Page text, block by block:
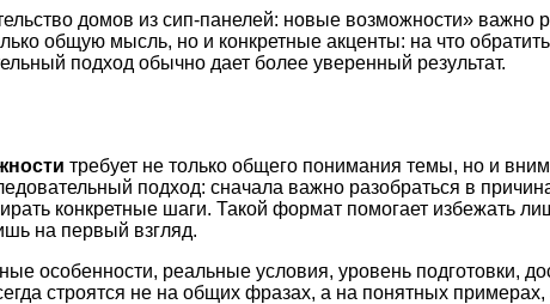
домов из сип-панелей: новые возможности» важно
общую мысль, но и конкретные акценты: на что
подход обычно дает более уверенный результат.
требует не только общего понимания темы, но и
подход: сначала важно разобраться в
конкретные шаги. Такой формат помогает избежать
на первый взгляд.
особенности, реальные условия, уровень подготовки,
строятся не на общих фразах, а на понятных примерах,